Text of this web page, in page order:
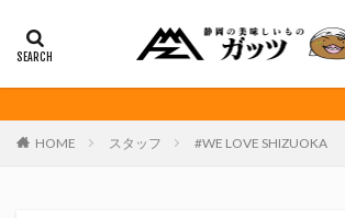
HOME スタッフ #WE LOVE SHIZUOKA
富士宮やきそば 桜えび 浜松餃子